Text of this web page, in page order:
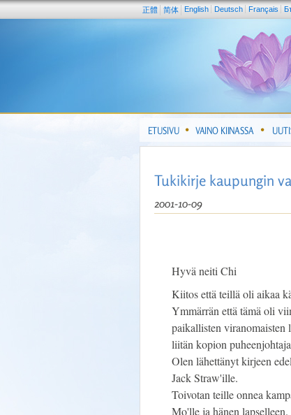
正體 简体 English Deutsch Français
ETUSIVU VAINO KIINASSA
Tukikirje kaupungin
2001-10-09
Hyvä neiti Chi
Kiitos että teillä oli aikaa
Ymmärrän että tämä oli
paikallisten viranomaisten
liitän kopion
Olen lähettänyt kirjeen
Jack Straw'ille.
Toivotan teille onnea
Mo'lle ja hänen lapselleen.